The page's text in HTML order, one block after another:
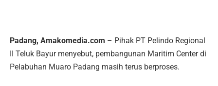
Padang, Amakomedia.com – Pihak PT Pelindo Regional
II Teluk Bayur menyebut, pembangunan Maritim Center di
Pelabuhan Muaro Padang masih terus berproses.